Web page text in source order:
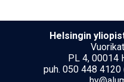
Hel­sin­gin
PL 4, 00014
puh. 050 448